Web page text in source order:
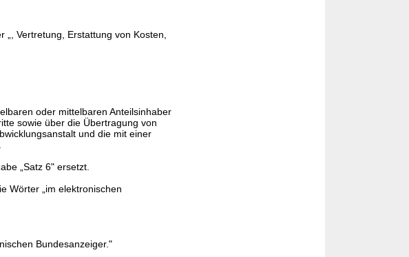
Vertretung, Erstattung von Kosten,
oder mittelbaren Anteilsinhaber
sowie über die Übertragung von
und die mit einer
„Satz 6" ersetzt.
Wörter „im elektronischen
Bundesanzeiger."